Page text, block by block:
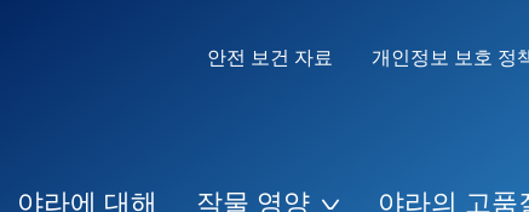
안전 보건 자료 개인정보 보호 정
야라에 대해 작물 영양 야라의 고품